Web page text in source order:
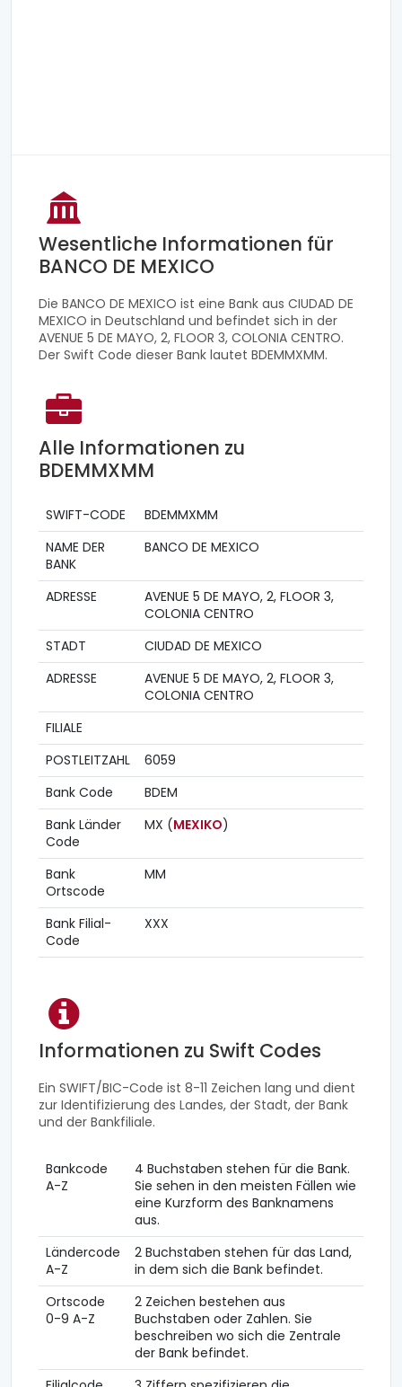
Wesentliche Informationen für
BANCO DE MEXICO
Die BANCO DE MEXICO ist eine Bank aus CIUDAD DE
MEXICO in Deutschland und befindet sich in der
AVENUE 5 DE MAYO, 2, FLOOR 3, COLONIA CENTRO.
Der Swift Code dieser Bank lautet BDEMMXMM.
Alle Informationen zu
BDEMMXMM
SWIFT-CODE
BDEMMXMM
NAME DER
BANK
BANCO DE MEXICO
ADRESSE
AVENUE 5 DE MAYO, 2, FLOOR 3,
COLONIA CENTRO
STADT
CIUDAD DE MEXICO
ADRESSE
AVENUE 5 DE MAYO, 2, FLOOR 3,
COLONIA CENTRO
FILIALE
POSTLEITZAHL
6059
Bank Code
BDEM
Bank Länder
Code
MX (MEXIKO)
Bank
Ortscode
MM
Bank Filial-
Code
XXX
Informationen zu Swift Codes
Ein SWIFT/BIC-Code ist 8-11 Zeichen lang und dient
zur Identifizierung des Landes, der Stadt, der Bank
und der Bankfiliale.
Bankcode
A-Z
4 Buchstaben stehen für die Bank.
Sie sehen in den meisten Fällen wie
eine Kurzform des Banknamens
aus.
Ländercode
A-Z
2 Buchstaben stehen für das Land,
in dem sich die Bank befindet.
Ortscode
0-9 A-Z
2 Zeichen bestehen aus
Buchstaben oder Zahlen. Sie
beschreiben wo sich die Zentrale
der Bank befindet.